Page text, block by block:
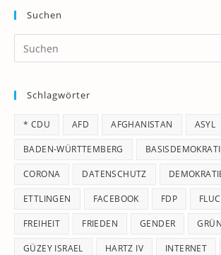
Suchen
Schlagwörter
* CDU AFD AFGHANISTAN ASYL
BADEN-WÜRTTEMBERG
CORONA DATENSCHUTZ
ETTLINGEN FACEBOOK FDP
FREIHEIT FRIEDEN GENDER GRÜN
GÜZEY ISRAEL HARTZ IV INTERNET